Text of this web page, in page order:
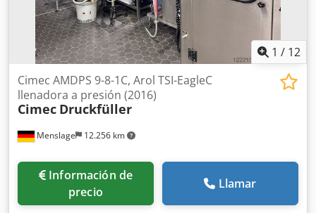
1 / 12
Menslage 12.256 km
Cimec AMDPS 9-8-1C, Arol TSI-EagleC
llenadora a presión (2016)
Cimec Druckfüller
Información de
precio
Llamar